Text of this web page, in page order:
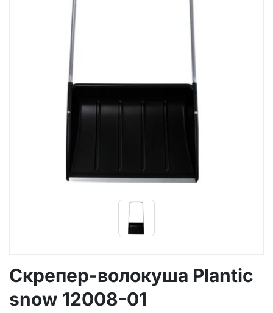
Скрепер-волокуша Plantic
snow 12008-01